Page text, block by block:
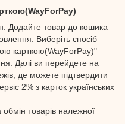
Додайте товар до кошика
Виберіть спосіб
карткою(WayForPay)"
Далі ви перейдете на
де можете підтвердити
2% з карток українських
товарів належної